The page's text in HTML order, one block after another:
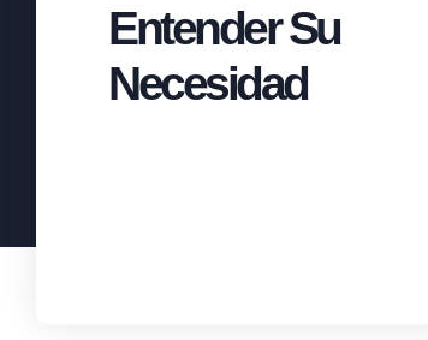
Entender Su
Necesidad